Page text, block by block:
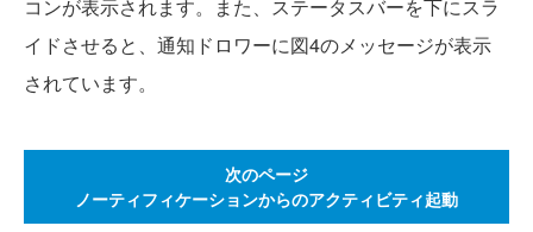
コンが表示されます。また、ステータスバーを下にスラ
イドさせると、通知ドロワーに図4のメッセージが表示
されています。
次のページ
ノーティフィケーションからのアクティビティ起動